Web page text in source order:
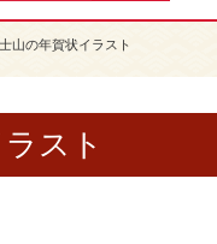
山の年賀状イラスト
スト